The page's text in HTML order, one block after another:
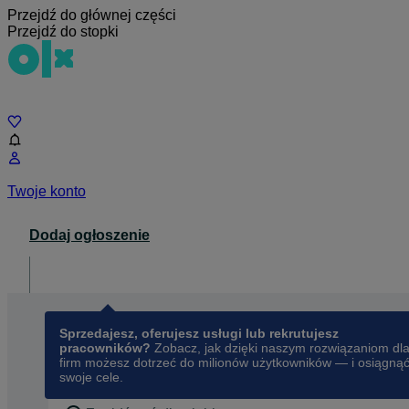
Przejdź do głównej części
Przejdź do stopki
Twoje konto
Dodaj ogłoszenie
Sprzedajesz, oferujesz usługi lub rekrutujesz
pracowników? Zobacz, jak dzięki naszym rozwiązaniom dla
firm możesz dotrzeć do milionów użytkowników — i osiągnąć
swoje cele.